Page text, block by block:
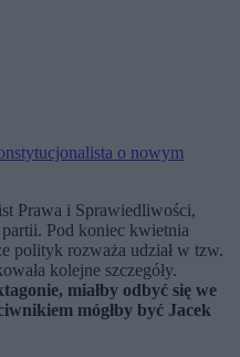
o nowym
Prawa i Sprawiedliwości,
Pod koniec kwietnia
polityk rozważa udział w tzw.
kolejne szczegóły.
miałby odbyć się we
mógłby być Jacek